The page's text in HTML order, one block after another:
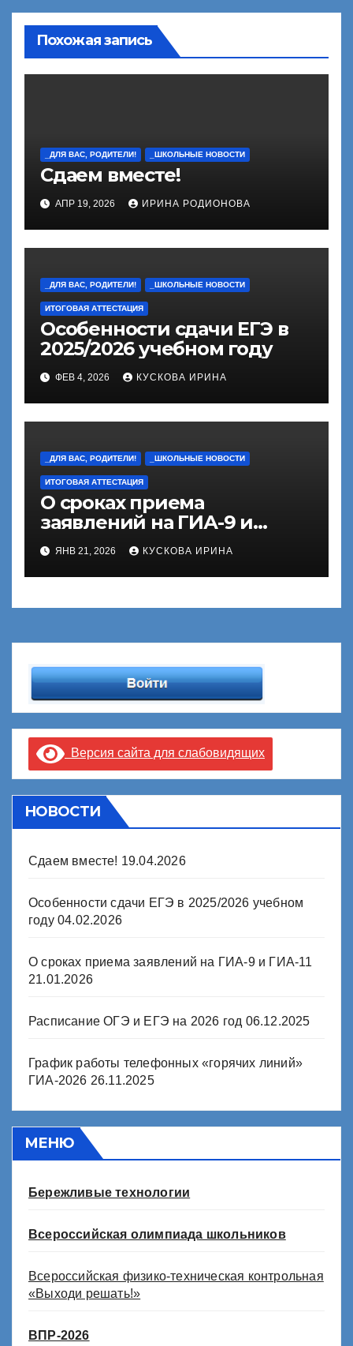
Похожая запись
_ДЛЯ ВАС, РОДИТЕЛИ! _ШКОЛЬНЫЕ НОВОСТИ
Сдаем вместе!
АПР 19, 2026 ИРИНА РОДИОНОВА
_ДЛЯ ВАС, РОДИТЕЛИ! _ШКОЛЬНЫЕ НОВОСТИ
ИТОГОВАЯ АТТЕСТАЦИЯ
Особенности сдачи ЕГЭ в
2025/2026 учебном году
ФЕВ 4, 2026 КУСКОВА ИРИНА
_ДЛЯ ВАС, РОДИТЕЛИ! _ШКОЛЬНЫЕ НОВОСТИ
ИТОГОВАЯ АТТЕСТАЦИЯ
О сроках приема
заявлений на ГИА-9 и
ГИА-11
ЯНВ 21, 2026 КУСКОВА ИРИНА
Версия сайта для слабовидящих
НОВОСТИ
Сдаем вместе! 19.04.2026
Особенности сдачи ЕГЭ в 2025/2026 учебном
году 04.02.2026
О сроках приема заявлений на ГИА-9 и ГИА-11
21.01.2026
Расписание ОГЭ и ЕГЭ на 2026 год 06.12.2025
График работы телефонных «горячих линий»
ГИА-2026 26.11.2025
МЕНЮ
Бережливые технологии
Всероссийская олимпиада школьников
Всероссийская физико-техническая контрольная
«Выходи решать!»
ВПР-2026